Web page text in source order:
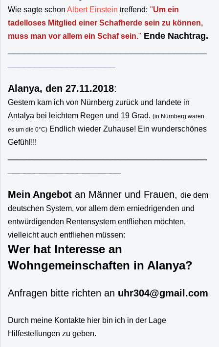
Wie sagte schon Albert Einstein treffend: "Um ein
tadelloses Mitglied einer Schafherde sein zu können,
muss man vor allem ein Schaf sein." Ende Nachtrag.
Alanya, den 27.11.2018:
Gestern kam ich von Nürnberg zurück und landete in
Antalya bei leichtem Regen und 19 Grad. (in Nürnberg waren
es um die 0°C) Endlich wieder Zuhause! Ein wunderschönes
Gefühl!!!
Mein Angebot an Männer und Frauen, die dem
deutschen System, vor allem dem erniedrigenden und
entwürdigenden Rentensystem entfliehen möchten,
vielleicht auch entfliehen müssen:
Wer hat Interesse an
Wohngemeinschaften in Alanya?
Anfragen bitte richten an uhr304@gmail.com
Durch meine Kontakte hier bin ich in der Lage
Hilfestellungen zu geben.